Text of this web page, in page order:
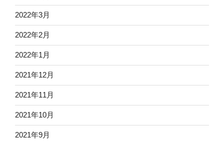
2022年3月
2022年2月
2022年1月
2021年12月
2021年11月
2021年10月
2021年9月